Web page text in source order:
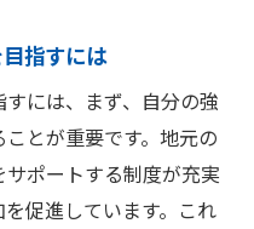
ことの利点
られる安定性
ための職業ガイド
率的に探す方法
スキル開発
指すには
には、まず、自分の強
とが重要です。地元の
ポートする制度が充実
促進しています。これ